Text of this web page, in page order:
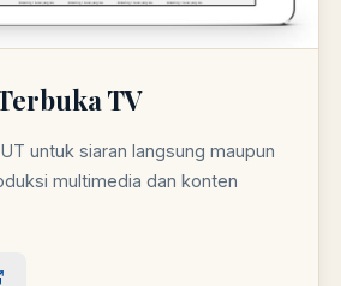
TV
untuk siaran langsung maupun
multimedia dan konten